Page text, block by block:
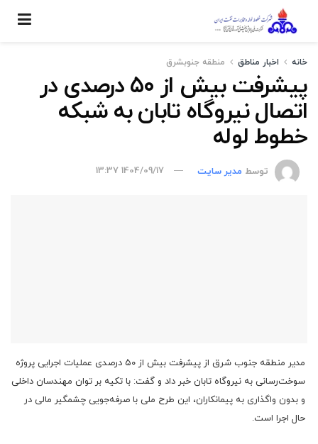
خانه اخبار مناطق منطقه جنوبشرق
پیشرفت بیش از ۵۰ درصدی در
اتصال نیروگاه تابان به شبکه
خطوط لوله
توسط مدیر سایت 1404/09/17 13:37
مدیر منطقه جنوب شرق از پیشرفت بیش از ۵۰ درصدی عملیات اجرایی پروژه
سوخت‌رسانی به نیروگاه تابان خبر داد و گفت: با تکیه بر توان مهندسان داخلی
و بدون واگذاری به پیمانکاران، این طرح ملی با صرفه‌جویی چشمگیر مالی در
حال اجرا است.